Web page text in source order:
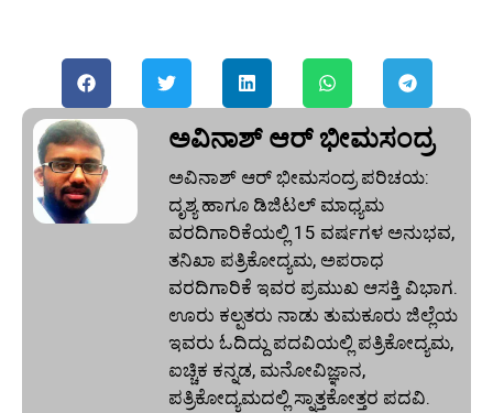
ಅವಿನಾಶ್‌ ಆರ್‌ ಭೀಮಸಂದ್ರ
ಅವಿನಾಶ್‌ ಆರ್‌ ಭೀಮಸಂದ್ರ ಪರಿಚಯ:
ದೃಶ್ಯ ಹಾಗೂ ಡಿಜಿಟಲ್ ಮಾಧ್ಯಮ
ವರದಿಗಾರಿಕೆಯಲ್ಲಿ 15 ವರ್ಷಗಳ ಅನುಭವ,
ತನಿಖಾ ಪತ್ರಿಕೋದ್ಯಮ, ಅಪರಾಧ
ವರದಿಗಾರಿಕೆ ಇವರ ಪ್ರಮುಖ ಆಸಕ್ತಿ ವಿಭಾಗ.
ಊರು ಕಲ್ಪತರು ನಾಡು ತುಮಕೂರು ಜಿಲ್ಲೆಯ
ಇವರು ಓದಿದ್ದು ಪದವಿಯಲ್ಲಿ ಪತ್ರಿಕೋದ್ಯಮ,
ಐಚ್ಚಿಕ ಕನ್ನಡ, ಮನೋವಿಜ್ಞಾನ,
ಪತ್ರಿಕೋದ್ಯಮದಲ್ಲಿ ಸ್ನಾತ್ತಕೋತ್ತರ ಪದವಿ.